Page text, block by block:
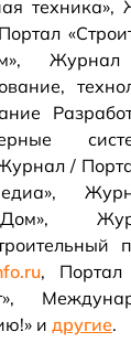
Журнал
/
медиа»,
Дом»,
, Портал
и другие.